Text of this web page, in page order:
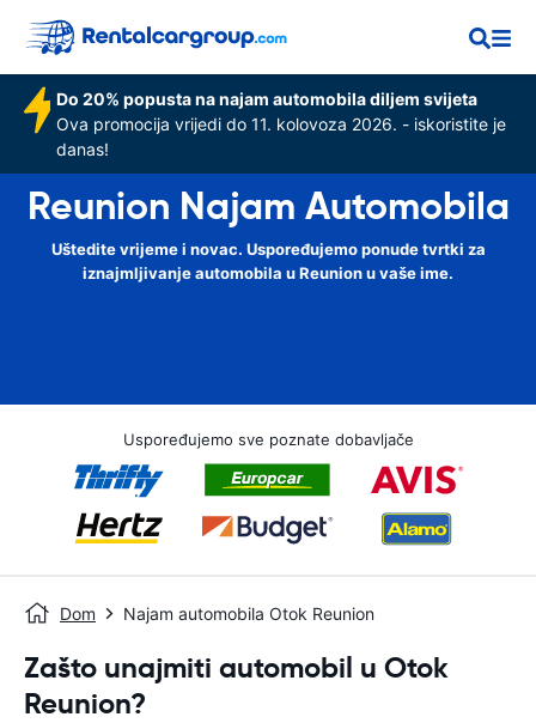
Do 20% popusta na najam automobila diljem svijeta
Ova promocija vrijedi do 11. kolovoza 2026. - iskoristite je
danas!
Reunion Najam Automobila
Uštedite vrijeme i novac. Uspoređujemo ponude tvrtki za
iznajmljivanje automobila u Reunion u vaše ime.
Uspoređujemo sve poznate dobavljače
Dom Najam automobila Otok Reunion
Zašto unajmiti automobil u Otok
Reunion?